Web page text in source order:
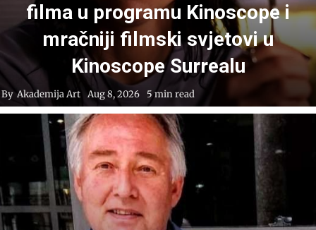
filma u programu Kinoscope i
mračniji filmski svjetovi u
Kinoscope Surrealu
By Akademija Art Aug 8, 2026 5 min read